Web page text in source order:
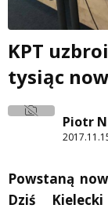
KPT
tysiąc
Piotr
Powstaną
Dziś